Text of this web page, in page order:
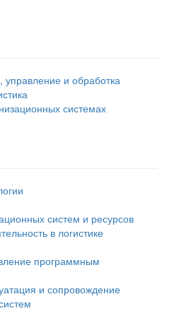
и обработка
системах
систем и ресурсов
в логистике
программным
и сопровождение